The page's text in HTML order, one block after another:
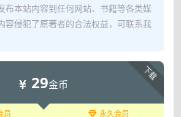
布本站内容到任何网站、书籍等各类媒
容侵犯了原著者的合法权益，可联系我
下载
29金币
员 永久会员